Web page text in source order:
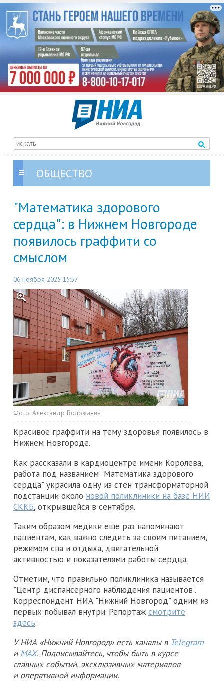
ОБЩЕСТВО
"Математика здорового
сердца": в Нижнем Новгороде
появилось граффити со
смыслом
06 ноября 2025 15:57
Фото: Александр Воложанин
Красивое граффити на тему здоровья появилось в
Нижнем Новгороде.
Как рассказали в кардиоцентре имени Королева,
работа под названием "Математика здорового
сердца" украсила одну из стен трансформаторной
подстанции около новой поликлиники на базе НИИ
СККБ, открывшейся в сентября.
Таким образом медики еще раз напоминают
пациентам, как важно следить за своим питанием,
режимом сна и отдыха, двигательной
активностью и показателями работы сердца.
Отметим, что правильно поликлиника называется
"Центр диспансерного наблюдения пациентов".
Корреспондент НИА "Нижний Новгород" одним из
первых побывал внутри. Репортаж смотрите
здесь.
У НИА «Нижний Новгород» есть каналы в Telegram
и MAX. Подписывайтесь, чтобы быть в курсе
главных событий, эксклюзивных материалов
и оперативной информации.